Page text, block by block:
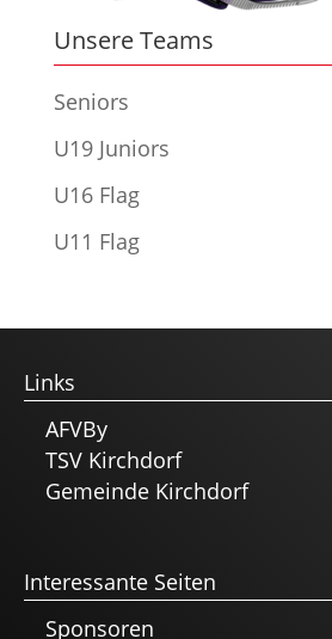
Unsere Teams
Seniors
U19 Juniors
U16 Flag
U11 Flag
Links
AFVBy
TSV Kirchdorf
Gemeinde Kirchdorf
Interessante Seiten
Sponsoren